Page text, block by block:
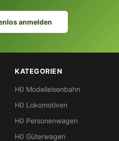
anmelden
KATEGORIEN
H0 Modelleisenbahn
H0 Lokomotiven
H0 Personenwagen
H0 Güterwagen